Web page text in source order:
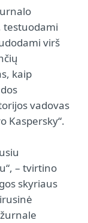
testuodami
virš
kaip
vadovas
Kaspersky“.
– tvirtino
skyriaus